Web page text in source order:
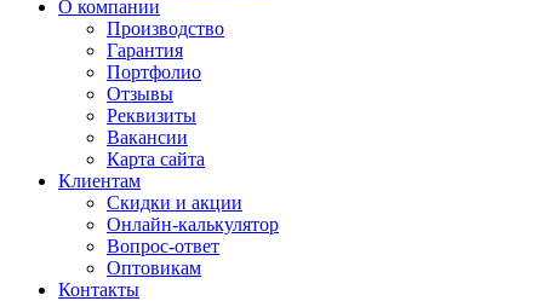
О компании
Производство
Гарантия
Портфолио
Отзывы
Реквизиты
Вакансии
Карта сайта
Клиентам
Скидки и акции
Онлайн-калькулятор
Вопрос-ответ
Оптовикам
Контакты